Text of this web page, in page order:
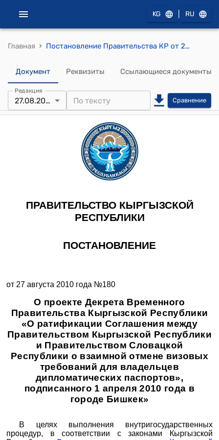
KG RU
Главная › Постановление Правительства КР от 27 августа 2010 года №180 "О проекте Декрета Временного Правительства Кыргызской Республики «О ратификации Соглашения между Правительством Кыргызской Республики и Правительством Словацкой Республики о взаимной отмене визовых требований для владельцев дипломатических паспортов», подписанного 1 апреля 2010 года в городе Бишкек»
Документ Реквизиты Ссылающиеся документы
Редакция
27.08.2010 Сравнение